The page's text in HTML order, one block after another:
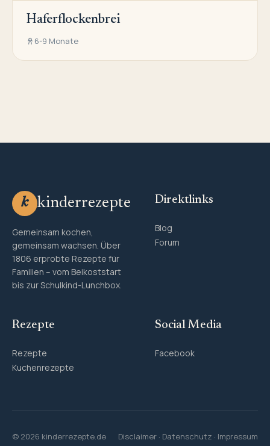
Haferflockenbrei
6-9 Monate
k kinderrezepte
Gemeinsam kochen,
gemeinsam wachsen. Über
1806 erprobte Rezepte für
Familien – vom Beikoststart
bis zur Schulkind-Lunchbox.
Direktlinks
Blog
Forum
Rezepte
Rezepte
Kuchenrezepte
Social Media
Facebook
© 2026 kinderrezepte.de Disclaimer · Datenschutz · Impressum